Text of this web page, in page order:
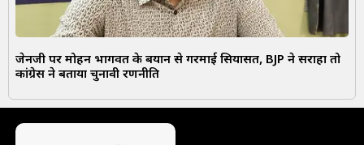
जेनजी पर मोहन भागवत के बयान से गरमाई सियासत, BJP ने सराहा तो
कांग्रेस ने बताया चुनावी रणनीति